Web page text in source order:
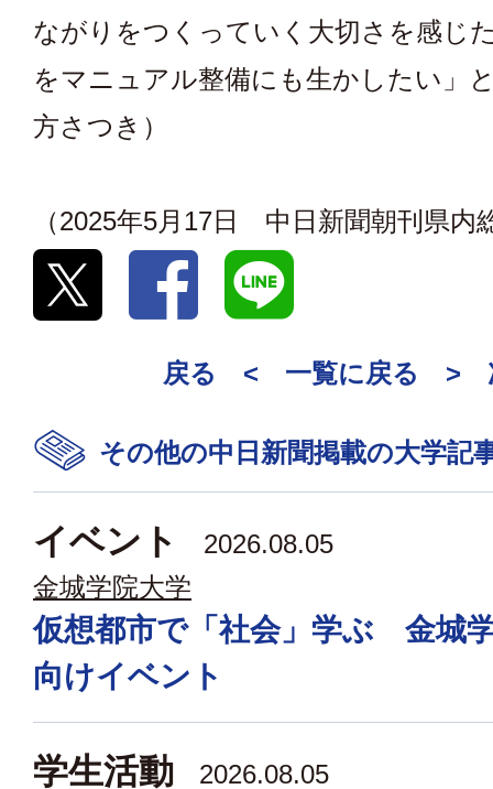
ながりをつくっていく大切さを感じ
をマニュアル整備にも生かしたい」
方さつき）
（2025年5月17日 中日新聞朝刊県内
戻る < 一覧に戻る >
その他の中日新聞掲載の大学記
イベント
2026.08.05
金城学院大学
仮想都市で「社会」学ぶ 金城
向けイベント
学生活動 2026.08.05